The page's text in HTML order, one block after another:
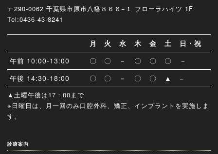
〒290-0062 千葉県市原市八幡８６６−１ フローラハイツ 1F
Tel:0436-43-8241
月 火 水 木 金 土
日・祝
午前 10:00-13:00
〇 〇 － 〇 〇 〇
－
午後 14:30-18:00
〇 〇 － 〇 〇 ▲ −
▲土曜午後は17：00まで
※日曜日は、月一回のみ口腔外科、矯正、インプラントを実施しま
す。
診療案内